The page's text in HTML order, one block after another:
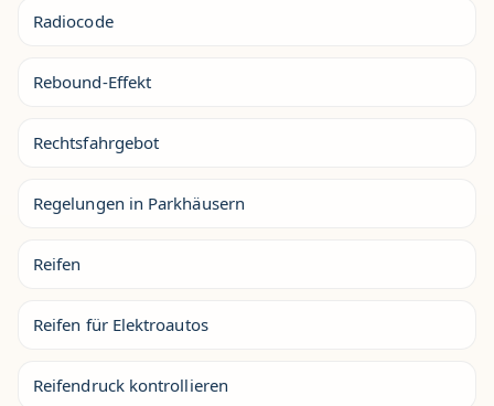
Radiocode
Rebound-Effekt
Rechtsfahrgebot
Regelungen in Parkhäusern
Reifen
Reifen für Elektroautos
Reifendruck kontrollieren